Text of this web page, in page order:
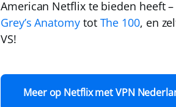
American Netflix te bieden heeft –
Grey’s Anatomytot The 100, en
VS!
Meer op Netflix met VPN